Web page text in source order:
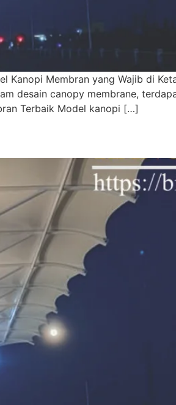
Kanopi Membran yang Wajib di
desain canopy membrane,
Terbaik Model kanopi […]